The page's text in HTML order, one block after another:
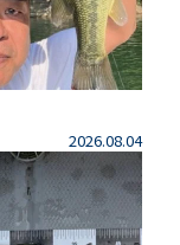
2026.08.04